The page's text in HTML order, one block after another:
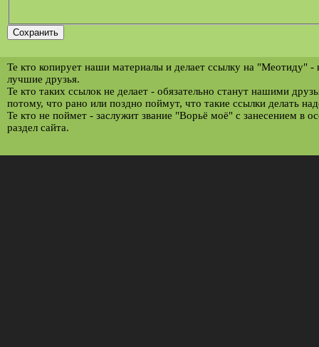
Те кто копирует наши материалы и делает ссылку на "Меотиду" -
лучшие друзья.
Те кто таких ссылок не делает - обязательно станут нашими
потому, что рано или поздно поймут, что такие ссылки делать
Те кто не поймет - заслужит звание "Ворьё моё" с занесением в
раздел сайта.